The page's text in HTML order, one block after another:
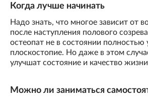
Когда лучше начинать
Надо знать, что многое зависит от
после наступления полового
остеопат не в состоянии полностью
плоскостопие. Но даже в этом
улучшат состояние и качество
Можно ли заниматься